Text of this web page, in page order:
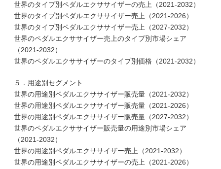
世界のタイプ別ペダルエクササイザーの売上（2021-2032）
世界のタイプ別ペダルエクササイザー売上（2021-2026）
世界のタイプ別ペダルエクササイザー売上（2027-2032）
世界のペダルエクササイザー売上のタイプ別市場シェア
（2021-2032）
世界のペダルエクササイザーのタイプ別価格（2021-2032）
５．用途別セグメント
世界の用途別ペダルエクササイザー販売量（2021-2032）
世界の用途別ペダルエクササイザー販売量（2021-2026）
世界の用途別ペダルエクササイザー販売量（2027-2032）
世界のペダルエクササイザー販売量の用途別市場シェア
（2021-2032）
世界の用途別ペダルエクササイザー売上（2021-2032）
世界の用途別ペダルエクササイザーの売上（2021-2026）